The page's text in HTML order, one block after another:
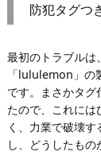
防犯タグつ
最初のトラブルは
「lululemon」の
です。まさかタグ
たので、これには
く、力業で破壊
し、どうしたもの